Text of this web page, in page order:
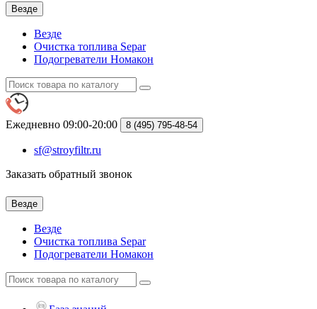
Везде
Везде
Очистка топлива Separ
Подогреватели Номакон
Ежедневно 09:00-20:00 8 (495) 795-48-54
sf@stroyfiltr.ru
Заказать обратный звонок
Везде
Везде
Очистка топлива Separ
Подогреватели Номакон